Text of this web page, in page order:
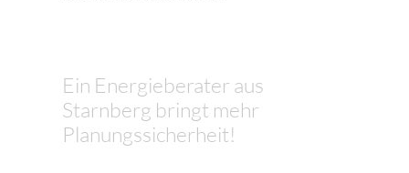
Ein Energieberater aus
Starnberg bringt mehr
Planungssicherheit!